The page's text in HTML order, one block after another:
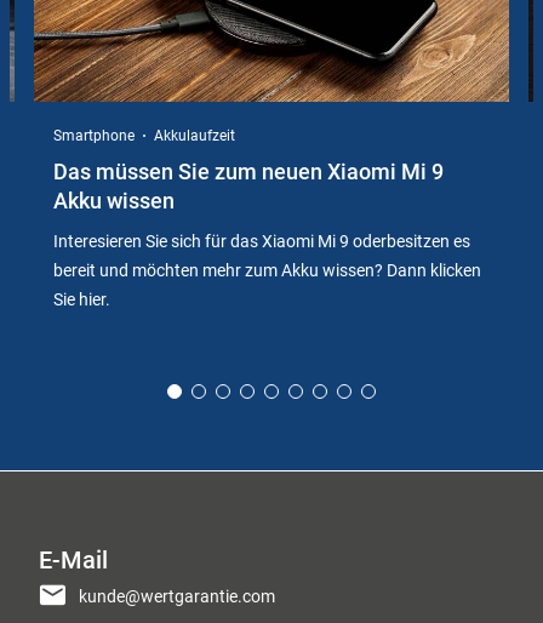
Smartphone Akkulaufzeit
Das müssen Sie zum neuen Xiaomi Mi 9
Akku wissen
Interesieren Sie sich für das Xiaomi Mi 9 oderbesitzen es
bereit und möchten mehr zum Akku wissen? Dann klicken
Sie hier.
E-Mail
kunde@wertgarantie.com